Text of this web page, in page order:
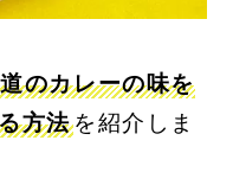
のカレーの味を
方法を紹介しま